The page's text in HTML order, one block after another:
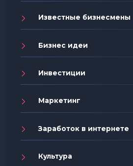
Известные бизнесмены
Бизнес идеи
Инвестиции
Маркетинг
Заработок в интернете
Культура